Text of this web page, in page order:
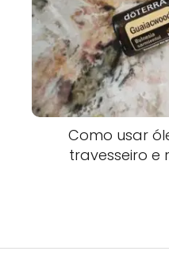
Como usar
travesseiro e